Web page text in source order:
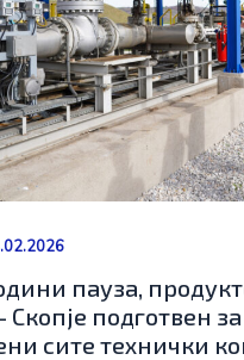
пауза,
Скопје подготвен
сите технички